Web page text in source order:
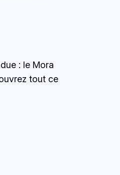
: le Mora
tout ce